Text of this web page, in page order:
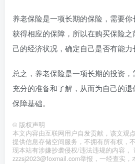
养老保险是一项长期的保险，需要
获得相应的保障，所以在购买保险
己的经济状况，确定自己是否有能力
总之，养老保险是一项长期的投资
充分的准备和了解，从而为自己的
保障基础。
© 版权声明
本文内容由互联网用户自发贡献，该文观
提供信息存储空间服务，不拥有所有权，
现本站有涉嫌抄袭侵权/违法违规的内容，
zzzsj2023@foxmail.com举报，一经查实，